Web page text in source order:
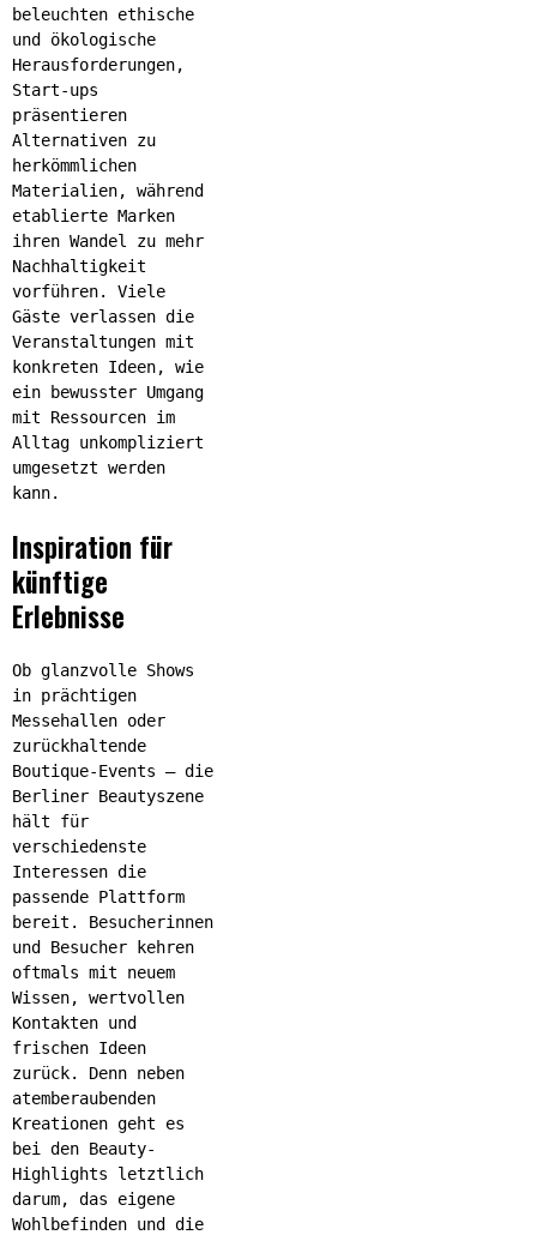
beleuchten ethische
und ökologische
Herausforderungen,
Start-ups
präsentieren
Alternativen zu
herkömmlichen
Materialien, während
etablierte Marken
ihren Wandel zu mehr
Nachhaltigkeit
vorführen. Viele
Gäste verlassen die
Veranstaltungen mit
konkreten Ideen, wie
ein bewusster Umgang
mit Ressourcen im
Alltag unkompliziert
umgesetzt werden
kann.
Inspiration für
künftige
Erlebnisse
Ob glanzvolle Shows
in prächtigen
Messehallen oder
zurückhaltende
Boutique-Events – die
Berliner Beautyszene
hält für
verschiedenste
Interessen die
passende Plattform
bereit. Besucherinnen
und Besucher kehren
oftmals mit neuem
Wissen, wertvollen
Kontakten und
frischen Ideen
zurück. Denn neben
atemberaubenden
Kreationen geht es
bei den Beauty-
Highlights letztlich
darum, das eigene
Wohlbefinden und die